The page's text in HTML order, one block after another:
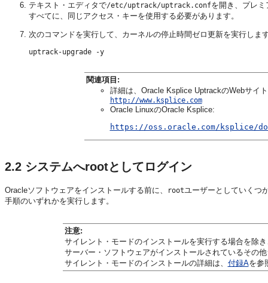
テキスト・エディタで/etc/uptrack/uptrack.confを開き、プレ
すべてに、同じアクセス・キーを使用する必要があります。
次のコマンドを実行して、カーネルの停止時間ゼロ更新を実行しま
関連項目:
詳細は、Oracle Ksplice UptrackのWebサイ
http://www.ksplice.com
Oracle LinuxのOracle Ksplice:
https://oss.oracle.com/ksplice/
2.2 システムへrootとしてログイン
Oracleソフトウェアをインストールする前に、 rootユーザーとしていくつ
手順のいずれかを実行します。
注意:
サイレント・モードのインストールを実行する場合を除
サーバー・ソフトウェアがインストールされているその
サイレント・モードのインストールの詳細は、 付録Aを参